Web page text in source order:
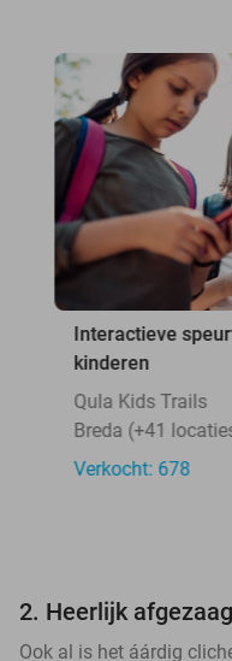
Interactieve
kinderen
Qula Kids Trails
Breda (+41
Verkocht: 678
2. Heerlijk
Ook al is het áárdig